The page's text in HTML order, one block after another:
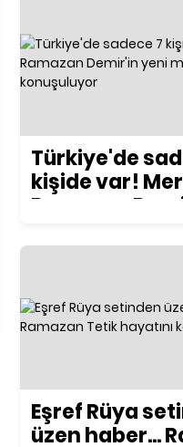
Türkiye'de
kişide var!
Ramazan
konuşuluyor
Eşref Rüya
üzen haber...